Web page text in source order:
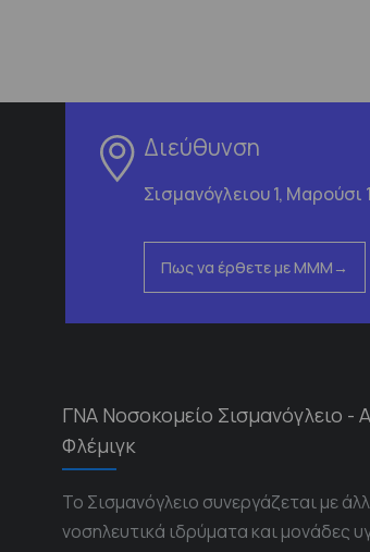
Διεύθυνση
Σισμανόγλειου 1, Μαρούσι
Πως να έρθετε με ΜΜΜ
ΓΝΑ Νοσοκομείο Σισμανόγλειο -
Φλέμιγκ
Το Σισμανόγλειο συνεργάζεται με
νοσηλευτικά ιδρύματα και μονάδες